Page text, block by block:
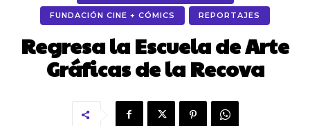
FUNDACIÓN CINE + CÓMICS REPORTAJES
Regresa la Escuela de Arte
Gráficas de la Recova